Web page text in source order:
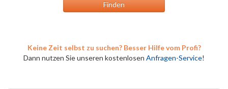
Keine Zeit selbst zu suchen? Besser Hilfe vom Profi?
Dann nutzen Sie unseren kostenlosen Anfragen-Service!